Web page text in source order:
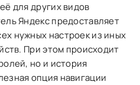
для других видов
Яндекс предоставляет
нужных настроек из иных
При этом происходит
но и история
опция навигации